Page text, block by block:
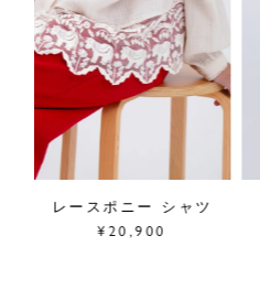
袖丈43cm、裾幅92cm
素材／綿100%、
別地(チュール)ナイロン100%
原産国／中国
商品番号
03FF069055
商品についてのお問い合わせ
レースポニー シャツ
¥20,900